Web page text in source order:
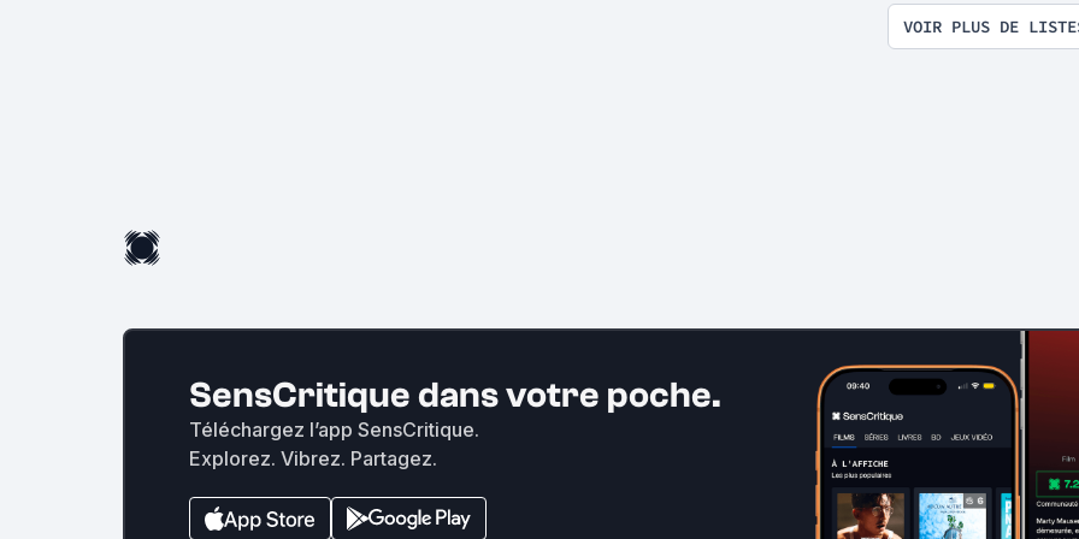
VOIR PLUS DE
SensCritique dans votre poche.
Téléchargez l’app SensCritique.
Explorez. Vibrez. Partagez.